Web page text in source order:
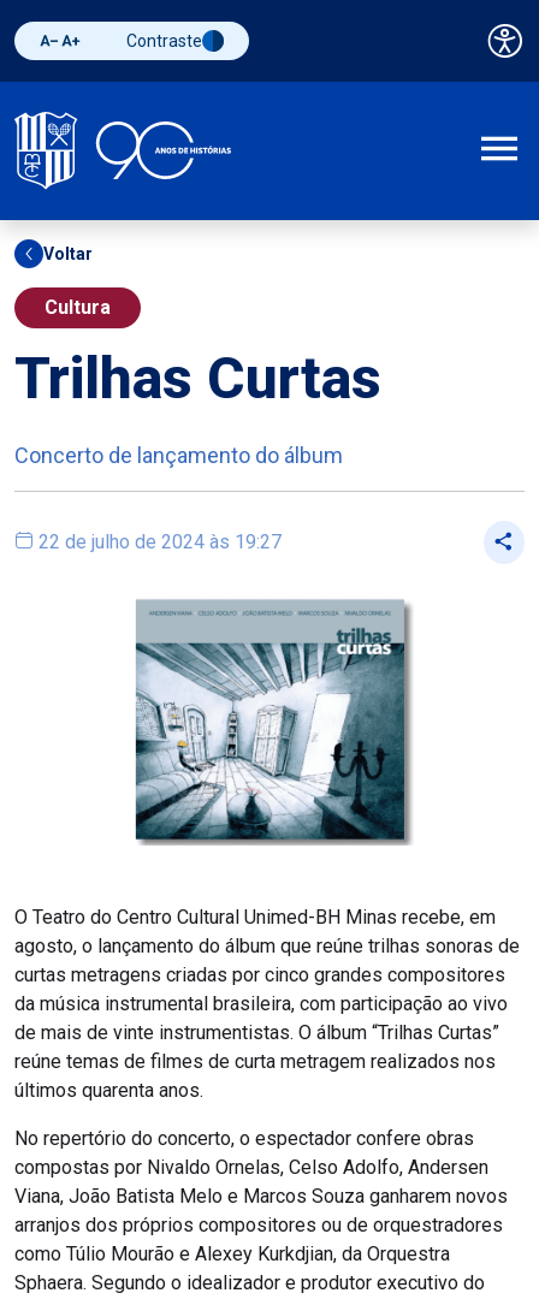
Diminuir fonte
Aumentar fonteAlternar contraste
Contraste
Voltar
Cultura
Trilhas Curtas
Concerto de lançamento do álbum
22 de julho de 2024 às 19:27
O Teatro do Centro Cultural Unimed-BH Minas recebe, em
agosto, o lançamento do álbum que reúne trilhas sonoras de
curtas metragens criadas por cinco grandes compositores
da música instrumental brasileira, com participação ao vivo
de mais de vinte instrumentistas. O álbum “Trilhas Curtas”
reúne temas de filmes de curta metragem realizados nos
últimos quarenta anos.
No repertório do concerto, o espectador confere obras
compostas por Nivaldo Ornelas, Celso Adolfo, Andersen
Viana, João Batista Melo e Marcos Souza ganharem novos
arranjos dos próprios compositores ou de orquestradores
como Túlio Mourão e Alexey Kurkdjian, da Orquestra
Sphaera. Segundo o idealizador e produtor executivo do